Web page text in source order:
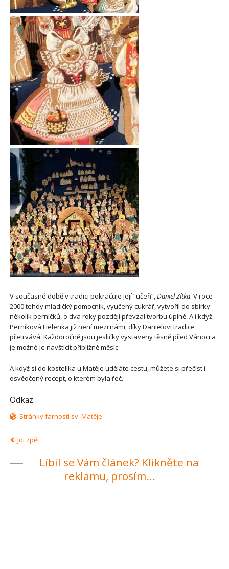
V současné době v tradici pokračuje její “učeň”,Daniel Zítka. V roce
2000 tehdy mladičký pomocník, vyučený cukrář, vytvořil do sbírky
několik perníčků, o dva roky později převzal tvorbu úplně. A i když
Perníková Helenka již není mezi námi, díky Danielovi tradice
přetrvává. Každoročně jsou jesličky vystaveny těsně před Vánoci a
je možné je navštícit přibližně měsíc.
A když si do kostelíka u Matěje uděláte cestu, můžete si přečíst i
osvědčený recept, o kterém byla řeč.
Odkaz
Stránky farnosti sv. Matěje
Jdi zpět
Líbil se Vám článek? Klikněte na
reklamu, prosím...